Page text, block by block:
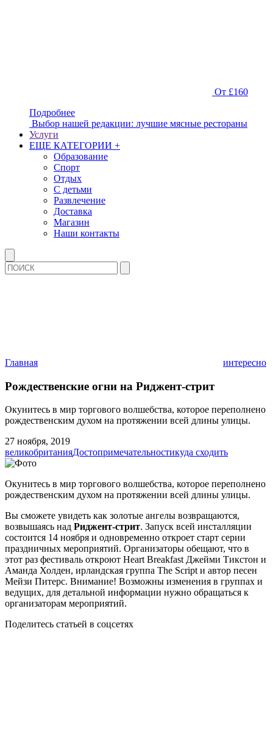
От £160
Подробнее
Выбор нашей редакции: лучшие мясные рестораны
Услуги
ЕЩЕ КАТЕГОРИИ +
Образование
Спорт
Отдых
С детьми
Развлечение
Доставка
Магазин
Наши контакты
Главная интересно
Рождественские огни на Риджент-стрит
Окунитесь в мир торгового волшебства, которое переполнено
рождественским духом на протяжении всей длины улицы.
27 ноября, 2019
великобританияДостопримечательностикуда сходить
Окунитесь в мир торгового волшебства, которое переполнено
рождественским духом на протяжении всей длины улицы.
Вы сможете увидеть как золотые ангелы возвращаются,
возвышаясь над Риджент-стрит. Запуск всей инсталляции
состоится 14 ноября и одновременно откроет старт серии
праздничных мероприятий. Организаторы обещают, что в
этот раз фестиваль откроют Heart Breakfast Джейми Тикстон и
Аманда Холден, ирландская группа The Script и автор песен
Мейзи Питерс. Внимание! Возможны изменения в группах и
ведущих, для детальной информации нужно обращаться к
организаторам мероприятий.
Поделитесь статьей в соцсетях